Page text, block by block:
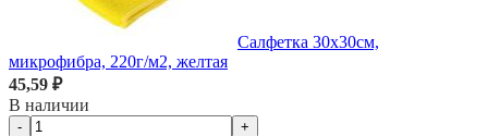
Салфетка 30х30см,
микрофибра, 220г/м2, желтая
45,59 ₽
В наличии
-
+